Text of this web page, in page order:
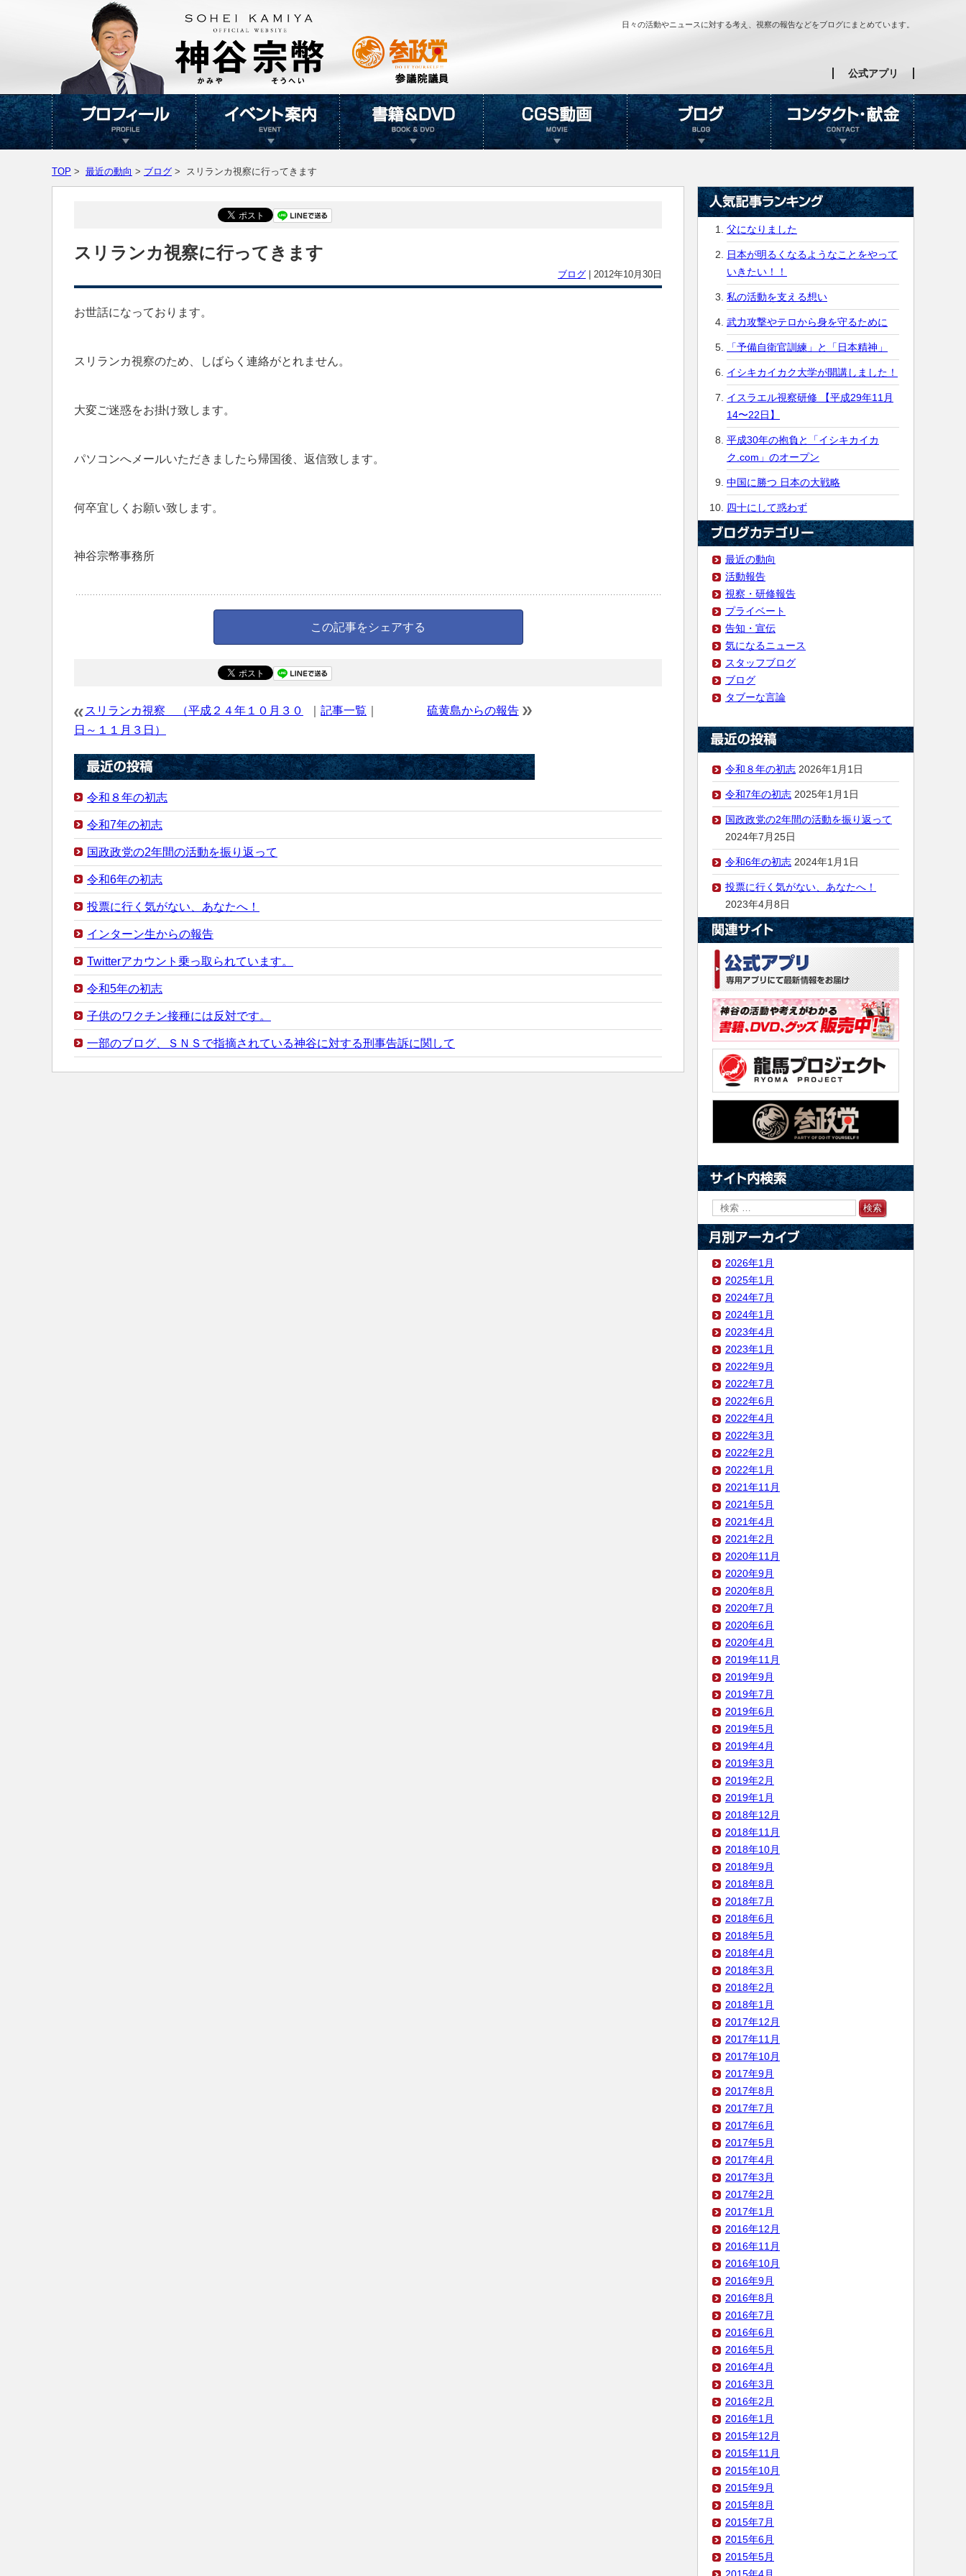
日々の活動やニュースに対する考え、視察の報告などをブログにまとめています。
公式アプリ
TOP > 最近の動向 > ブログ > スリランカ視察に行ってきます
スリランカ視察に行ってきます
ブログ 2012年10月30日
お世話になっております。
スリランカ視察のため、しばらく連絡がとれません。
大変ご迷惑をお掛け致します。
パソコンへメールいただきましたら帰国後、返信致します。
何卒宜しくお願い致します。
神谷宗幣事務所
この記事をシェアする
硫黄島からの報告
｜記事一覧
スリランカ視察 （平成２４年１０月３０
日～１１月３日）
令和８年の初志
令和7年の初志
国政政党の2年間の活動を振り返って
令和6年の初志
投票に行く気がない、あなたへ！
インターン生からの報告
Twitterアカウント乗っ取られています。
令和5年の初志
子供のワクチン接種には反対です。
一部のブログ、ＳＮＳで指摘されている神谷に対する刑事告訴に関して​
父になりました
日本が明るくなるようなことをやって
いきたい！！
私の活動を支える想い
武力攻撃やテロから身を守るために
「予備自衛官訓練」と「日本精神」
イシキカイカク大学が開講しました！
イスラエル視察研修 【平成29年11月
14〜22日】
平成30年の抱負と「イシキカイカ
ク.com」のオープン
中国に勝つ 日本の大戦略
四十にして惑わず
最近の動向
活動報告
視察・研修報告
プライベート
告知・宣伝
気になるニュース
スタッフブログ
ブログ
タブーな言論
令和８年の初志 2026年1月1日
令和7年の初志 2025年1月1日
国政政党の2年間の活動を振り返って
2024年7月25日
令和6年の初志 2024年1月1日
投票に行く気がない、あなたへ！
2023年4月8日
2026年1月
2025年1月
2024年7月
2024年1月
2023年4月
2023年1月
2022年9月
2022年7月
2022年6月
2022年4月
2022年3月
2022年2月
2022年1月
2021年11月
2021年5月
2021年4月
2021年2月
2020年11月
2020年9月
2020年8月
2020年7月
2020年6月
2020年4月
2019年11月
2019年9月
2019年7月
2019年6月
2019年5月
2019年4月
2019年3月
2019年2月
2019年1月
2018年12月
2018年11月
2018年10月
2018年9月
2018年8月
2018年7月
2018年6月
2018年5月
2018年4月
2018年3月
2018年2月
2018年1月
2017年12月
2017年11月
2017年10月
2017年9月
2017年8月
2017年7月
2017年6月
2017年5月
2017年4月
2017年3月
2017年2月
2017年1月
2016年12月
2016年11月
2016年10月
2016年9月
2016年8月
2016年7月
2016年6月
2016年5月
2016年4月
2016年3月
2016年2月
2016年1月
2015年12月
2015年11月
2015年10月
2015年9月
2015年8月
2015年7月
2015年6月
2015年5月
2015年4月